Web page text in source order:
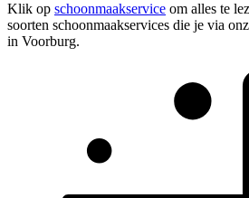
Klik op schoonmaakservice om alles te
soorten schoonmaakservices die je via
in Voorburg.